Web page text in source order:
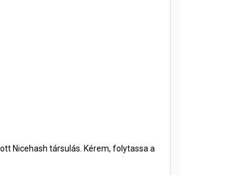
Nicehash társulás. Kérem, folytassa a